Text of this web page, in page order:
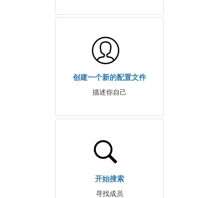
创建一个新的配置文件
描述你自己
开始搜索
寻找成员